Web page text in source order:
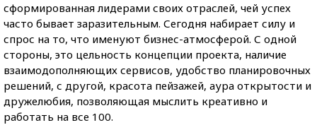
сформированная лидерами своих отраслей, чей успех
часто бывает заразительным. Сегодня набирает силу и
спрос на то, что именуют бизнес-атмосферой. С одной
стороны, это цельность концепции проекта, наличие
взаимодополняющих сервисов, удобство планировочных
решений, с другой, красота пейзажей, аура открытости и
дружелюбия, позволяющая мыслить креативно и
работать на все 100.